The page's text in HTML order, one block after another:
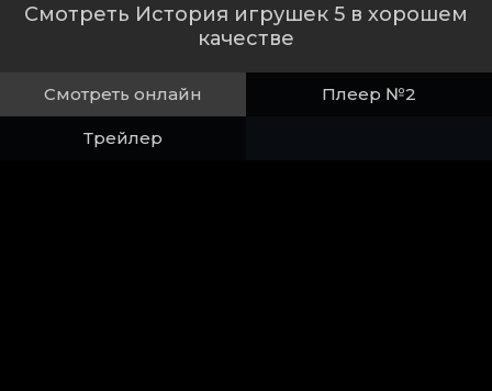
Смотреть История игрушек 5 в хорошем
качестве
Смотреть онлайн Плеер №2
Трейлер